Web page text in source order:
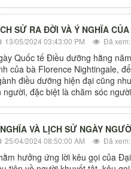
SỬ RA ĐỜI VÀ Ý NGHĨA
13/05/2024 03:43:00 PM Đã
Quốc tế Điều dưỡng hằng
của bà Florence Nightingale,
điều dưỡng hiện đại cũng
đặc biệt là chăm sóc
VÀ LỊCH SỬ NGÀY
25/04/2024 08:50:00 AM Đã
hưởng ứng lời kêu gọi của